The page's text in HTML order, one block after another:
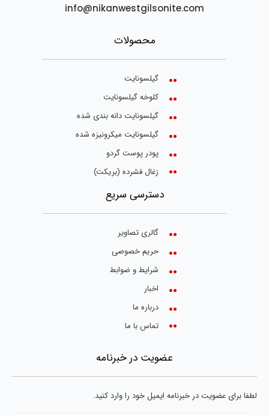
info@nikanwestgilsonite.com
محصولات
گیلسونایت
کلوخه گیلسونایت
گیلسونایت دانه بندی شده
گیلسونایت میکرونیزه شده
پودر پوست گردو
زغال فشرده (بریکت)
دسترسی سریع
گالری تصاویر
حریم خصوصی
شرایط و ضوابط
اخبار
درباره ما
تماس با ما
عضویت در خبرنامه
لطفا برای عضویت در خبرنامه ایمیل خود را وارد کنید.